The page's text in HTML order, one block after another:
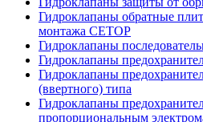
Гидроклапаны обратные
монтажа CETOP
Гидроклапаны
Гидроклапаны
Гидроклапаны
(ввертного) типа
Гидроклапаны
пропорциональным